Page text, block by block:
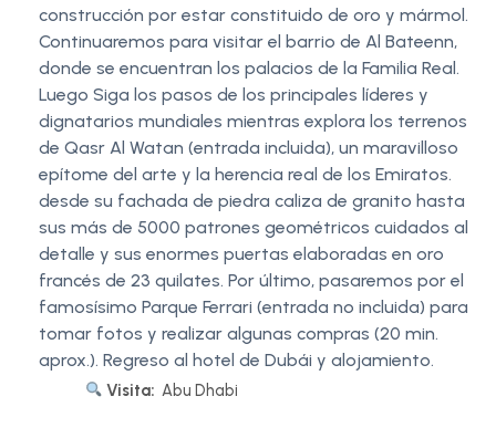
construcción por estar constituido de oro y mármol.
Continuaremos para visitar el barrio de Al Bateenn,
donde se encuentran los palacios de la Familia Real.
Luego Siga los pasos de los principales líderes y
dignatarios mundiales mientras explora los terrenos
de Qasr Al Watan (entrada incluida), un maravilloso
epítome del arte y la herencia real de los Emiratos.
desde su fachada de piedra caliza de granito hasta
sus más de 5000 patrones geométricos cuidados al
detalle y sus enormes puertas elaboradas en oro
francés de 23 quilates. Por último, pasaremos por el
famosísimo Parque Ferrari (entrada no incluida) para
tomar fotos y realizar algunas compras (20 min.
aprox.). Regreso al hotel de Dubái y alojamiento.
Visita: Abu Dhabi